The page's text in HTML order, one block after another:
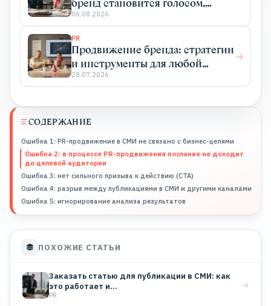
СОДЕРЖАНИЕ
Ошибка 1: PR-продвижение в СМИ не связано с бизнес-целями
Ошибка 2: в процессе PR-продвижения послание не доходит
до целевой аудитории
Ошибка 3: нет сильного призыва к действию (CTA)
Ошибка 4: разрыв между публикациями в СМИ и другими каналами
Ошибка 5: игнорирование анализа результатов
ПОХОЖИЕ СТАТЬИ
Заказать статью для публикации в СМИ: как
это работает и…
PR
который цитируют
06.08.2026
PR
Продвижение бренда: стратегии
и инструменты для любой
отрасли
28.07.2026